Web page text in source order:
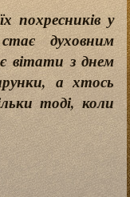
похресників у
духовним
вітати з днем
а хтось
тоді, коли